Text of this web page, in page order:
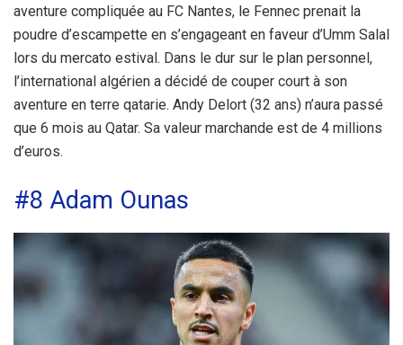
aventure compliquée au FC Nantes, le Fennec prenait la
poudre d’escampette en s’engageant en faveur d’Umm Salal
lors du mercato estival. Dans le dur sur le plan personnel,
l’international algérien a décidé de couper court à son
aventure en terre qatarie. Andy Delort (32 ans) n’aura passé
que 6 mois au Qatar. Sa valeur marchande est de 4 millions
d’euros.
#8 Adam Ounas